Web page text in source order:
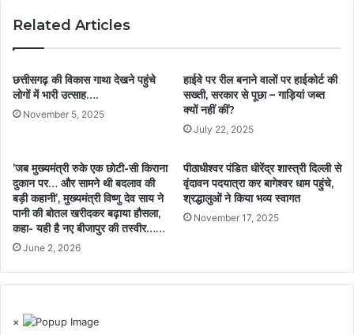
Related Articles
छत्तीसगढ़ की विकास गाथा देखने पहुंचे
लोगों में भारी उत्साह….
November 5, 2025
हाईवे पर रील बनाने वालों पर हाईकोर्ट की
सख्ती, सरकार से पूछा – गाड़ियां जब्त
क्यों नहीं कीं?
July 22, 2025
’जब मुख्यमंत्री रुके एक छोटी-सी किराना
दुकान पर… और सामने थी बदलाव की
बड़ी कहानी’, मुख्यमंत्री विष्णु देव साय ने
पानी की बोतल खरीदकर बढ़ाया हौसला,
कहा- यही है नए बीजापुर की तस्वीर……
June 2, 2026
पीठाधीश्वर पंडित धीरेंद्र शास्त्री दिल्ली से
वृंदावन पदयात्रा कर बागेश्वर धाम पहुंचे,
श्रद्धालुओं ने किया भव्य स्वागत
November 17, 2025
×